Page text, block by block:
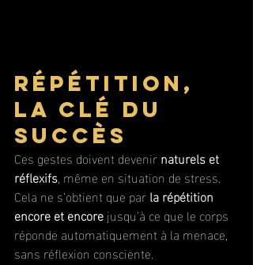
Répétition,
la clé du
succès
Ces gestes doivent devenir naturels et
réflexifs, même en situation de stress.
Cela ne s’obtient que par la répétition
encore et encore jusqu’à ce que le corps
réponde automatiquement à la menace,
sans réflexion consciente.